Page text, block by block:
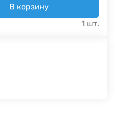
В корзину
1 шт.